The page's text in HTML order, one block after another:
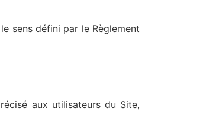
sens défini par le Règlement
aux utilisateurs du Site,